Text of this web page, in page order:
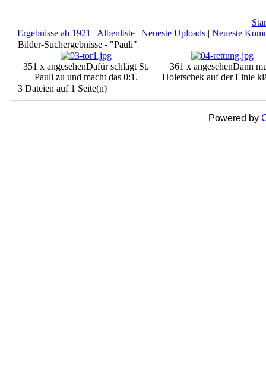
Ergebnisse ab 1921 | Albenliste | Neueste Uploads | Neueste
Bilder-Suchergebnisse - "Pauli"
351 x angesehenDafür schlägt St.
Pauli zu und macht das 0:1.
361 x angesehenDann
Holetschek auf der Linie
3 Dateien auf 1 Seite(n)
Powered by